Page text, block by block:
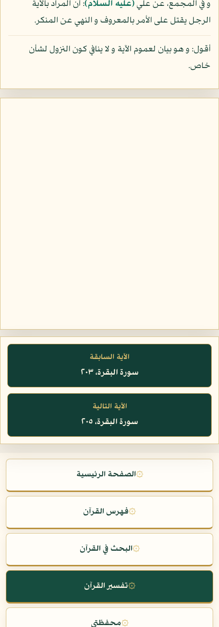
و في المجمع، عن علي(عليه السلام): أن المراد بالآية
الرجل يقتل على الأمر بالمعروف و النهي عن المنكر.
أقول: و هو بيان لعموم الآية و لا ينافي كون النزول لشأن
خاص.
الآية السابقة
سورة البقرة، ٢٠٣
الآية التالية
سورة البقرة، ٢٠٥
۞الصفحة الرئيسية
۞فهرس القرآن
۞البحث في القرآن
۞تفسير القرآن
۞محفظتي